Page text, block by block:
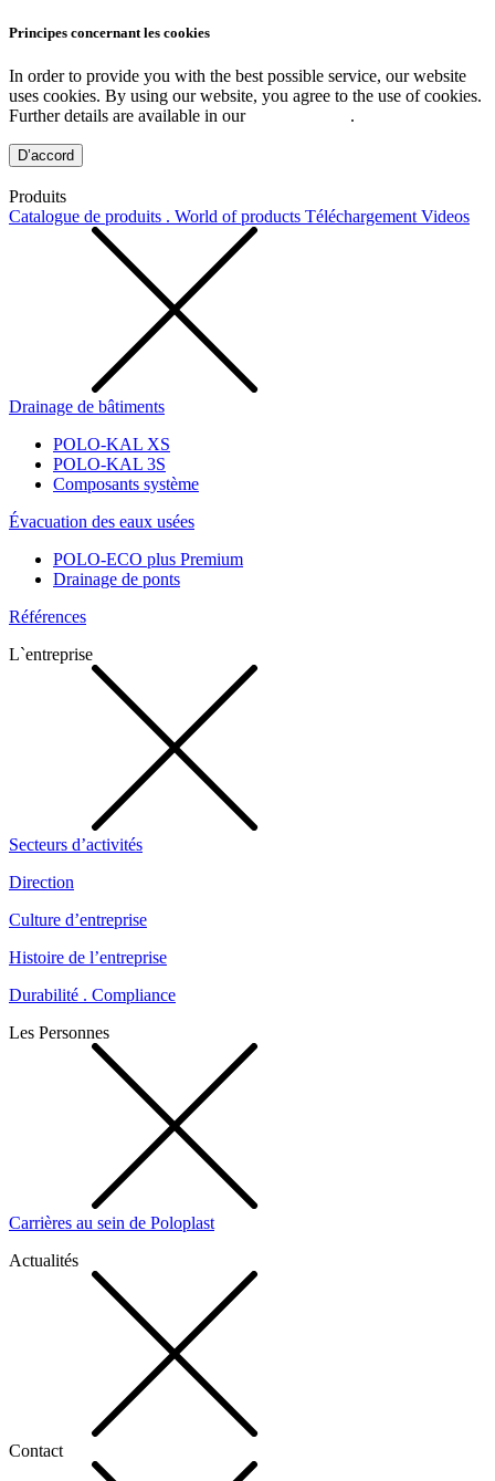
Principes concernant les cookies
In order to provide you with the best possible service, our website
uses cookies. By using our website, you agree to the use of cookies.
Further details are available in our
.
D’accord
Produits
Catalogue de produits . World of products Téléchargement Videos
Drainage de bâtiments
POLO-KAL XS
POLO-KAL 3S
Composants système
Évacuation des eaux usées
POLO-ECO plus Premium
Drainage de ponts
Références
L`entreprise
Secteurs d’activités
Direction
Culture d’entreprise
Histoire de l’entreprise
Durabilité . Compliance
Les Personnes
Carrières au sein de Poloplast
Actualités
Contact